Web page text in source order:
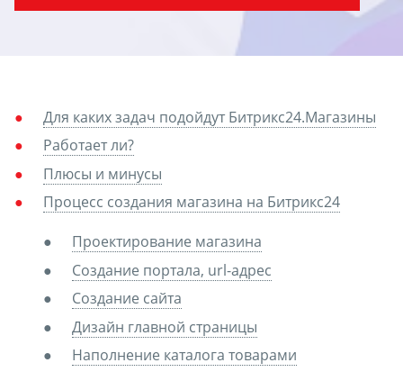
Для каких задач подойдут Битрикс24.Магазины
Работает ли?
Плюсы и минусы
Процесс создания магазина на Битрикс24
Проектирование магазина
Создание портала, url-адрес
Создание сайта
Дизайн главной страницы
Наполнение каталога товарами